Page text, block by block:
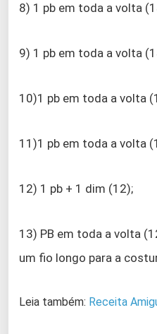
8) 1 pb em toda a volta
9) 1 pb em toda a volta
10)1 pb em toda a volta
11)1 pb em toda a volta
12) 1 pb + 1 dim (12);
13) PB em toda a volta
um fio longo para a
Leia também: Receita